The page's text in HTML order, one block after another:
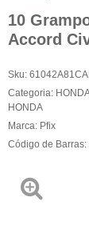
10
Accord
Sku:
Categoria:
HONDA
Marca: Pfix
Código de Barras: